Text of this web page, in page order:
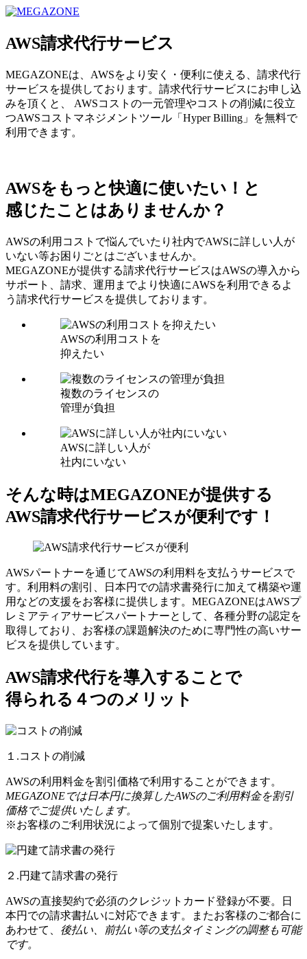
AWS請求代行サービス
MEGAZONEは、AWSをより安く・便利に使える、請求代行
サービスを提供しております。請求代行サービスにお申し込
みを頂くと、 AWSコストの一元管理やコストの削減に役立
つAWSコストマネジメントツール「Hyper Billing」を無料で
利用できます。
AWSをもっと快適に使いたい！と
感じたことはありませんか？
AWSの利用コストで悩んでいたり社内でAWSに詳しい人が
いない等お困りごとはございませんか。
MEGAZONEが提供する請求代行サービスはAWSの導入から
サポート、請求、運用までより快適にAWSを利用できるよ
う請求代行サービスを提供しております。
AWSの利用コストを
抑えたい
複数のライセンスの
管理が負担
AWSに詳しい人が
社内にいない
そんな時はMEGAZONEが提供する
AWS請求代行サービスが便利です！
AWSパートナーを通じてAWSの利用料を支払うサービスで
す。利用料の割引、日本円での請求書発行に加えて構築や運
用などの支援をお客様に提供します。MEGAZONEはAWSプ
レミアティアサービスパートナーとして、各種分野の認定を
取得しており、お客様の課題解決のために専門性の高いサー
ビスを提供しています。
AWS請求代行を導入することで
得られる４つのメリット
１.コストの削減
AWSの利用料金を割引価格で利用することができます。
MEGAZONEでは日本円に換算したAWSのご利用料金を割引
価格でご提供いたします。
※お客様のご利用状況によって個別で提案いたします。
２.円建て請求書の発行
AWSの直接契約で必須のクレジットカード登録が不要。日
本円での請求書払いに対応できます。またお客様のご都合に
あわせて、 後払い、前払い等の支払タイミングの調整も可能
です。